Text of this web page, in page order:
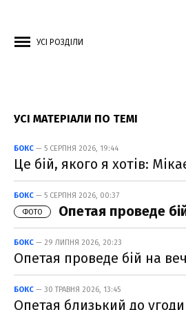
УСІ РОЗДІЛИ
УСІ МАТЕРІАЛИ ПО ТЕМІ
БОКС — 5 СЕРПНЯ 2026, 19:44
Це бій, якого я хотів:
БОКС — 5 СЕРПНЯ 2026, 00:37
ФОТО
Опетая проведе
БОКС — 29 ЛИПНЯ 2026, 20:23
Опетая проведе бій на
БОКС — 30 ТРАВНЯ 2026, 13:45
Опетая близький до